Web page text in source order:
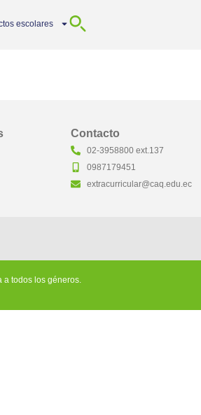
escolares
Contacto
02-3958800 ext.137
0987179451
extracurricular@caq.edu.ec
a todos los géneros.